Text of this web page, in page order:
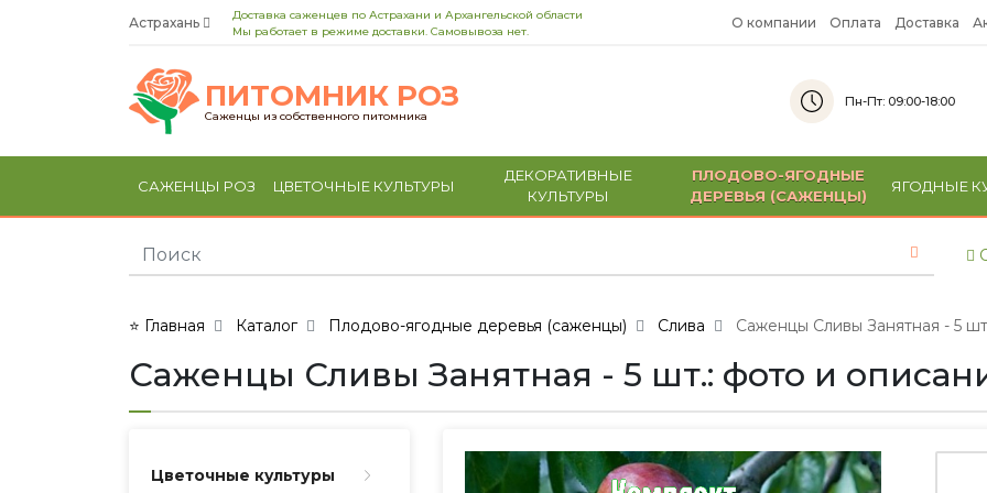
Астрахань
Доставка саженцев по Астрахани и Архангельской области
Мы работает в режиме доставки. Самовывоза нет.
О компании Оплата Доставка
ПИТОМНИК РОЗ
Саженцы из собственного питомника
Пн-Пт: 09:00-18:00
САЖЕНЦЫ РОЗ ЦВЕТОЧНЫЕ КУЛЬТУРЫ
ДЕКОРАТИВНЫЕ
КУЛЬТУРЫ
ПЛОДОВО-ЯГОДНЫЕ
ДЕРЕВЬЯ (САЖЕНЦЫ)
ЯГОДНЫЕ
⭐ Главная Каталог Плодово-ягодные деревья (саженцы) Слива Саженцы Сливы Занятная - 5
Саженцы Сливы Занятная - 5 шт.: фото и
Цветочные культуры